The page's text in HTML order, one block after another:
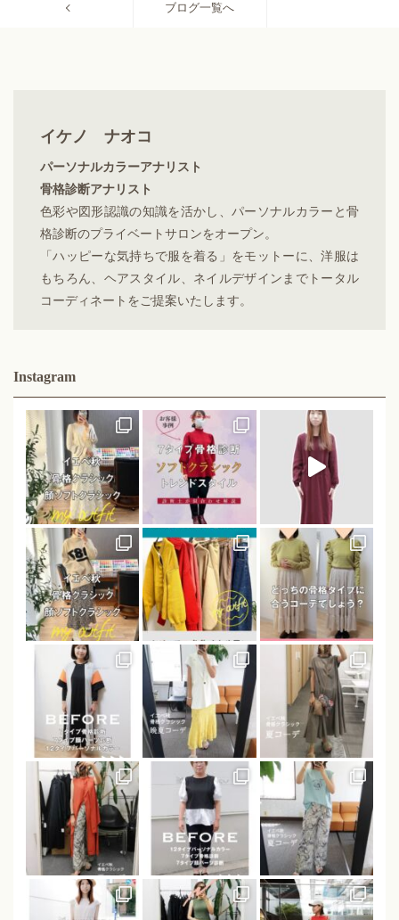
ブログ一覧へ
イケノ ナオコ
パーソナルカラーアナリスト
骨格診断アナリスト
色彩や図形認識の知識を活かし、パーソナルカラーと骨
格診断のプライベートサロンをオープン。
「ハッピーな気持ちで服を着る」をモットーに、洋服は
もちろん、ヘアスタイル、ネイルデザインまでトータル
コーディネートをご提案いたします。
Instagram